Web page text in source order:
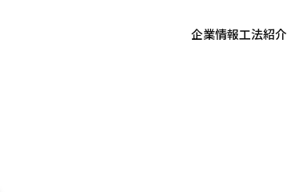
企業情報工法紹介